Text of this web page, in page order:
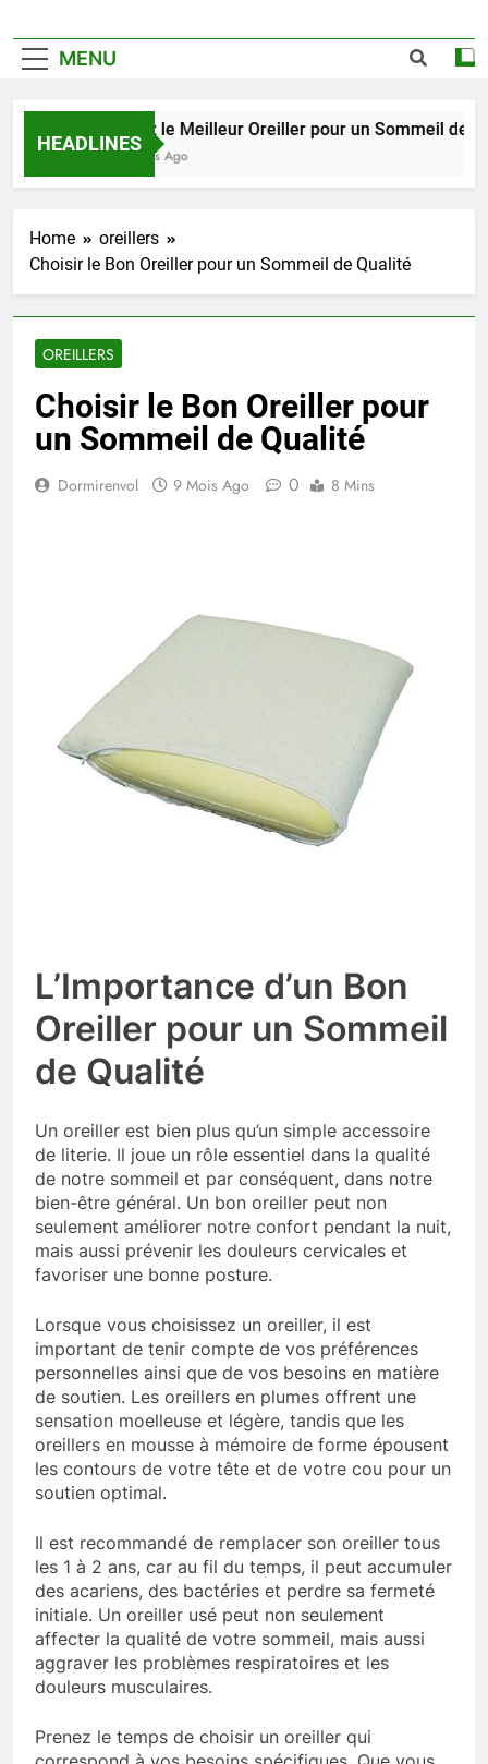
MENU
HEADLINES
Trouvez le Meilleur Oreiller pour un Sommeil de
2 Semaines Ago
Home
oreillers
Choisir le Bon Oreiller pour un Sommeil de Qualité
OREILLERS
Choisir le Bon Oreiller pour
un Sommeil de Qualité
Dormirenvol 9 Mois Ago 0 8 Mins
L’Importance d’un Bon
Oreiller pour un Sommeil
de Qualité
Un oreiller est bien plus qu’un simple accessoire
de literie. Il joue un rôle essentiel dans la qualité
de notre sommeil et par conséquent, dans notre
bien-être général. Un bon oreiller peut non
seulement améliorer notre confort pendant la nuit,
mais aussi prévenir les douleurs cervicales et
favoriser une bonne posture.
Lorsque vous choisissez un oreiller, il est
important de tenir compte de vos préférences
personnelles ainsi que de vos besoins en matière
de soutien. Les oreillers en plumes offrent une
sensation moelleuse et légère, tandis que les
oreillers en mousse à mémoire de forme épousent
les contours de votre tête et de votre cou pour un
soutien optimal.
Il est recommandé de remplacer son oreiller tous
les 1 à 2 ans, car au fil du temps, il peut accumuler
des acariens, des bactéries et perdre sa fermeté
initiale. Un oreiller usé peut non seulement
affecter la qualité de votre sommeil, mais aussi
aggraver les problèmes respiratoires et les
douleurs musculaires.
Prenez le temps de choisir un oreiller qui